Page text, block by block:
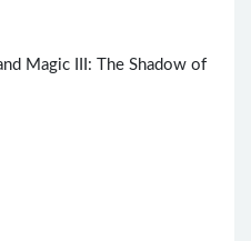
Magic III: The Shadow of